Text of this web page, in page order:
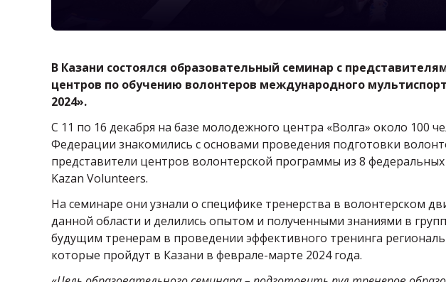
В Казани состоялся образовательный семинар с
центров по обучению волонтеров международного
2024».
С 11 по 16 декабря на базе молодежного центра «Волга» около 100
Федерации знакомились с основами проведения подготовки
представители центров волонтерской программы из 8
Kazan Volunteers.
На семинаре они узнали о специфике тренерства в волонтерском
данной области и делились опытом и полученными знаниями в
будущим тренерам в проведении эффективного тренинга
которые пройдут в Казани в феврале-марте 2024 года.